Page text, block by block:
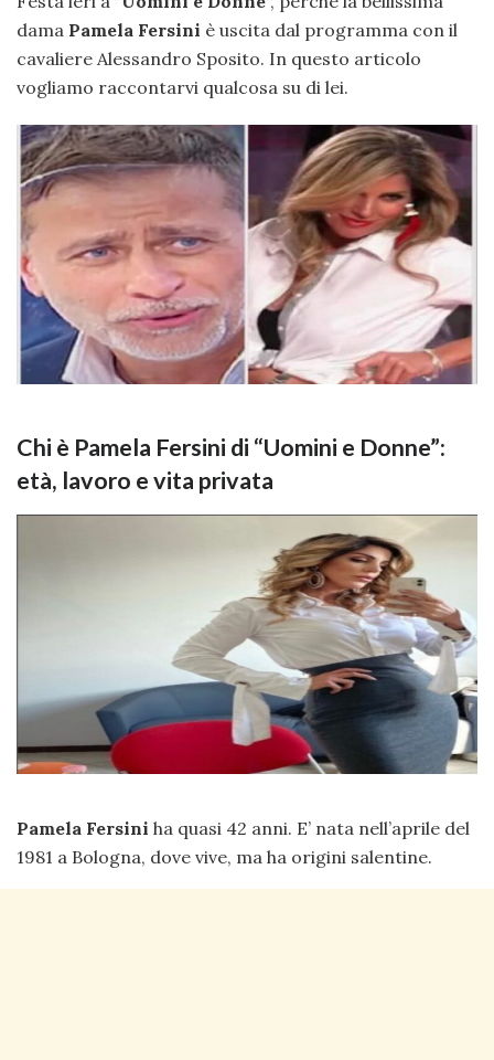
dama Pamela Fersini è uscita dal programma con il
cavaliere Alessandro Sposito. In questo articolo
vogliamo raccontarvi qualcosa su di lei.
Chi è Pamela Fersini di “Uomini e Donne”:
età, lavoro e vita privata
Pamela Fersini ha quasi 42 anni. E’ nata nell’aprile del
1981 a Bologna, dove vive, ma ha origini salentine.